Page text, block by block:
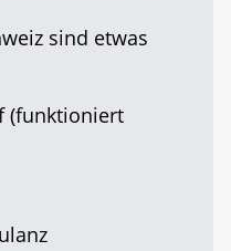
sind etwas
(funktioniert